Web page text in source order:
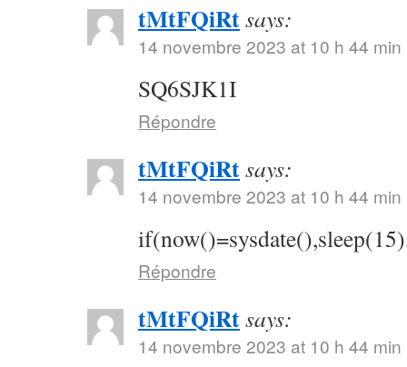
tMtFQiRtsays:
14 novembre 2023 at 10 h 44 min
SQ6SJK1I
Répondre
tMtFQiRtsays:
14 novembre 2023 at 10 h 44 min
Répondre
tMtFQiRtsays:
14 novembre 2023 at 10 h 44 min